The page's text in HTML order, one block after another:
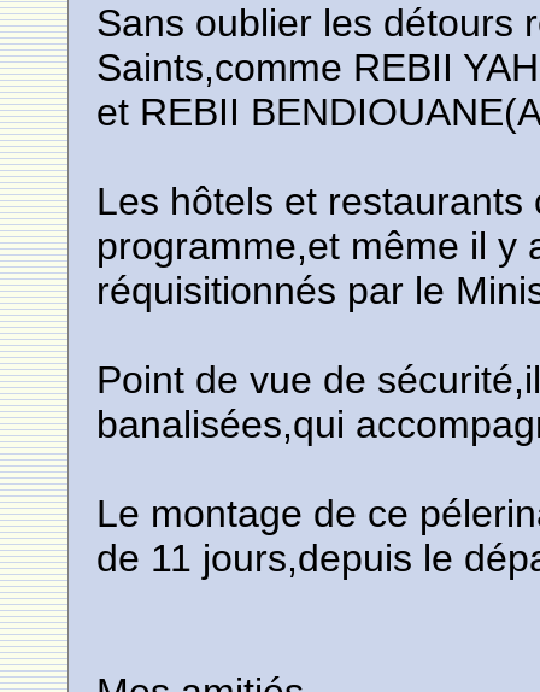
Sans oublier les détours
Saints,comme REBII
et REBII
Les hôtels et
programme,et même il y
réquisitionnés par le
Point de vue de
banalisées,qui
Le montage de ce
de 11 jours,depuis le